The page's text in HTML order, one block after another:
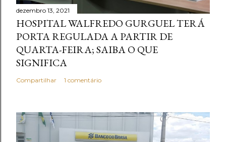
dezembro 13, 2021
HOSPITAL WALFREDO GURGUEL TERÁ
PORTA REGULADA A PARTIR DE
QUARTA-FEIRA; SAIBA O QUE
SIGNIFICA
Compartilhar 1 comentário